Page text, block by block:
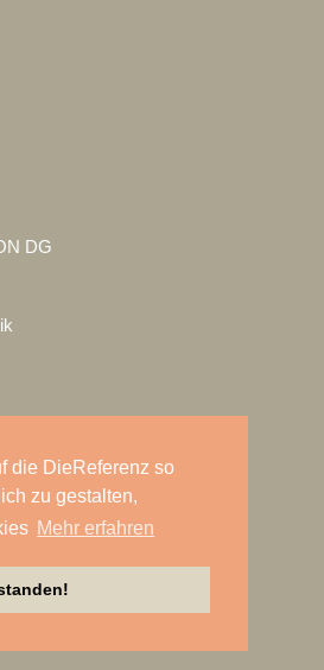
die DieReferenz so
zu gestalten,
Mehr erfahren
DG